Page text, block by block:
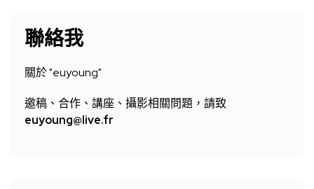
聯絡我
關於 "euyoung"
邀稿、合作、講座、攝影相關問題，請致
euyoung@live.fr